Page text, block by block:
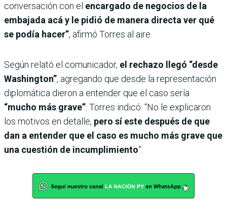
conversación con el encargado de negocios de la
embajada acá y le pidió de manera directa ver qué
se podía hacer”, afirmó Torres al aire.
Según relató el comunicador, el rechazo llegó “desde
Washington”, agregando que desde la representación
diplomática dieron a entender que el caso sería
“mucho más grave” . Torres indicó: “No le explicaron
los motivos en detalle, pero sí este después de que
dan a entender que el caso es mucho más grave que
una cuestión de incumplimiento”.